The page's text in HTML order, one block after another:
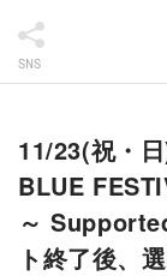
SNS
11/23(祝・
BLUE
～
ト終了後、